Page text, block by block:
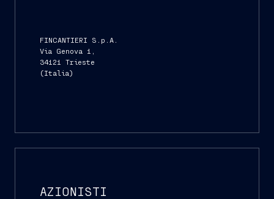
FINCANTIERI S.p.A.
Via Genova 1,
34121 Trieste
(Italia)
AZIONISTI